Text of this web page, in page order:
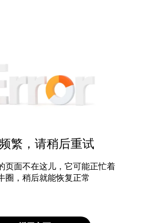
繁，请稍后重试
页面不在这儿，它可能正忙着
圈，稍后就能恢复正常